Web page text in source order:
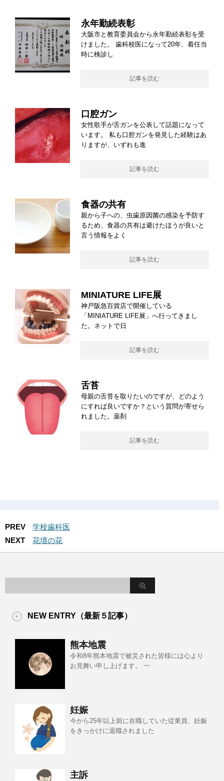
永年勤続表彰
大阪市と教育委員会から永年勤続表彰を受
けました。 歯科校医になって20年、着任当
時に検診し
記事を読む
口腔ガン
女性歌手が舌ガンを公表して話題になって
います。 私も口腔ガンを発見した経験はあ
りますが、いずれも進
記事を読む
食器の共有
親から子への、虫歯原因菌の感染を予防す
るため、食器の共有は避けたほうが良いと
言う情報をよく
記事を読む
MINIATURE LIFE展
神戸阪急百貨店で開催している
「MINIATURE LIFE展」へ行ってきまし
た。ネットで日
記事を読む
舌苔
母親の舌苔を取りたいのですが、どのよう
にすれば良いですか？という質問が寄せら
れました。薬剤
記事を読む
PREV
学校歯科医
NEXT
花壇の花
NEW ENTRY（最新５記事）
熊本地震
令和8年熊本地震で被災された皆様には心より
お見舞い申し上げます。 一
妊娠
今から25年以上前に在職していた従業員、妊娠
をきっかけに退職されました
主訴